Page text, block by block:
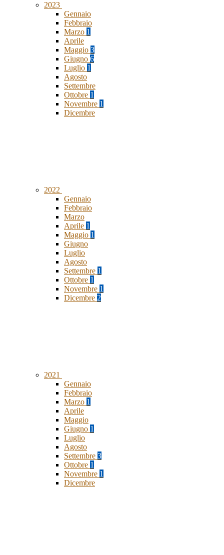
2023
Gennaio
Febbraio
Marzo 1
Aprile
Maggio 3
Giugno 6
Luglio 1
Agosto
Settembre
Ottobre 1
Novembre 1
Dicembre
2022
Gennaio
Febbraio
Marzo
Aprile 1
Maggio 1
Giugno
Luglio
Agosto
Settembre 1
Ottobre 1
Novembre 1
Dicembre 2
2021
Gennaio
Febbraio
Marzo 1
Aprile
Maggio
Giugno 1
Luglio
Agosto
Settembre 3
Ottobre 1
Novembre 1
Dicembre